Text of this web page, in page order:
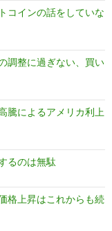
コインの話をしていな
調整に過ぎない、買い
騰によるアメリカ利上
るのは無駄
格上昇はこれからも続